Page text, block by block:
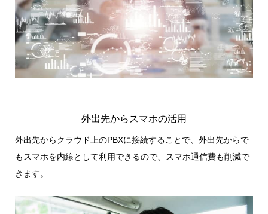
外出先からスマホの活用
外出先からクラウド上のPBXに接続することで、外出先からで
もスマホを内線として利用できるので、スマホ通信費も削減で
きます。